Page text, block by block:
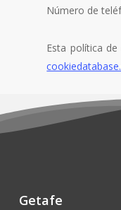
Número de
Esta política
Getafe